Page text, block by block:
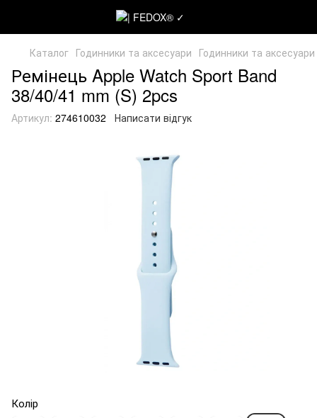
Каталог Годинники та аксесуари Годинники та
Ремінець Apple Watch Sport Band
38/40/41 mm (S) 2pcs
Артикул: 274610032 Написати відгук
Колір